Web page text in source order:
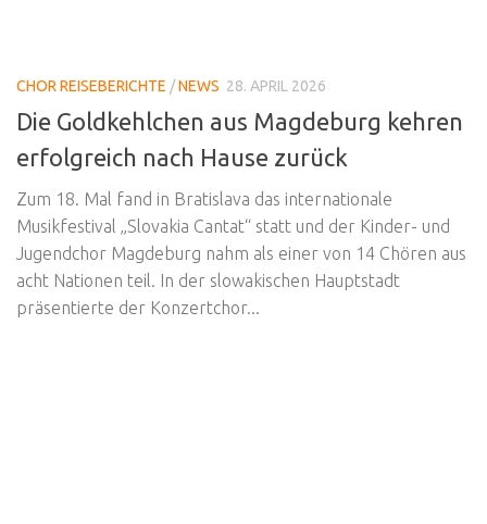
CHOR REISEBERICHTE /NEWS 28. APRIL 2026
Die Goldkehlchen aus Magdeburg kehren
erfolgreich nach Hause zurück
Zum 18. Mal fand in Bratislava das internationale
Musikfestival „Slovakia Cantat“ statt und der Kinder- und
Jugendchor Magdeburg nahm als einer von 14 Chören aus
acht Nationen teil. In der slowakischen Hauptstadt
präsentierte der Konzertchor...